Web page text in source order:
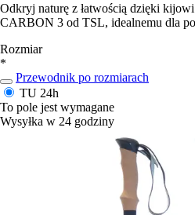
Odkryj naturę z łatwością dzięki
CARBON 3 od TSL, idealnemu dla
Rozmiar
*
Przewodnik po rozmiarach
TU 24h
To pole jest wymagane
Wysyłka w 24 godziny